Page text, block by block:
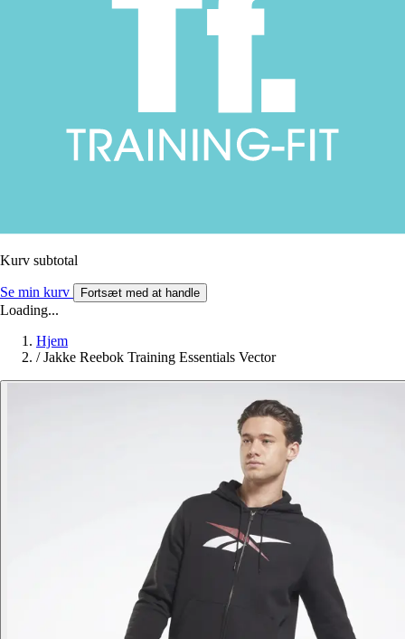
Kurv subtotal
Se min kurv Fortsæt med at handle
Loading...
Hjem
/ Jakke Reebok Training Essentials Vector